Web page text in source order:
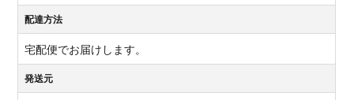
配達方法
宅配便でお届けします。
発送元